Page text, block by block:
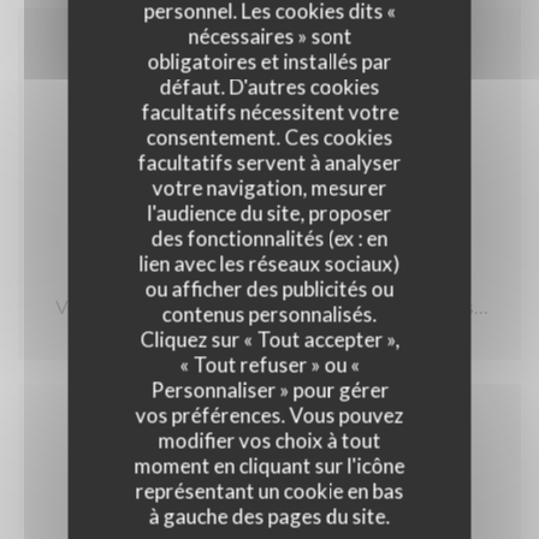
personnel. Les cookies dits «
nécessaires » sont
obligatoires et installés par
défaut. D'autres cookies
facultatifs nécessitent votre
consentement. Ces cookies
facultatifs servent à analyser
votre navigation, mesurer
l'audience du site, proposer
des fonctionnalités (ex : en
lien avec les réseaux sociaux)
ou afficher des publicités ou
contenus personnalisés.
Cliquez sur « Tout accepter »,
« Tout refuser » ou «
Personnaliser » pour gérer
vos préférences. Vous pouvez
modifier vos choix à tout
moment en cliquant sur l'icône
représentant un cookie en bas
à gauche des pages du site.
03/05/2020
Avis de l'office de Tourisme de
Carcassonne
" J ai testé pour vous "
Voici le restaurant que j' ai eu le plaisir de tester et sa
la conjoncture actuelle . Le restaurant Chez Fred ,
Boulevard Omer Sarraut sous la nouvelle direction du
chef Pierre Dimon et Sihan
Menu à emporter du 27 avril au 3 mai